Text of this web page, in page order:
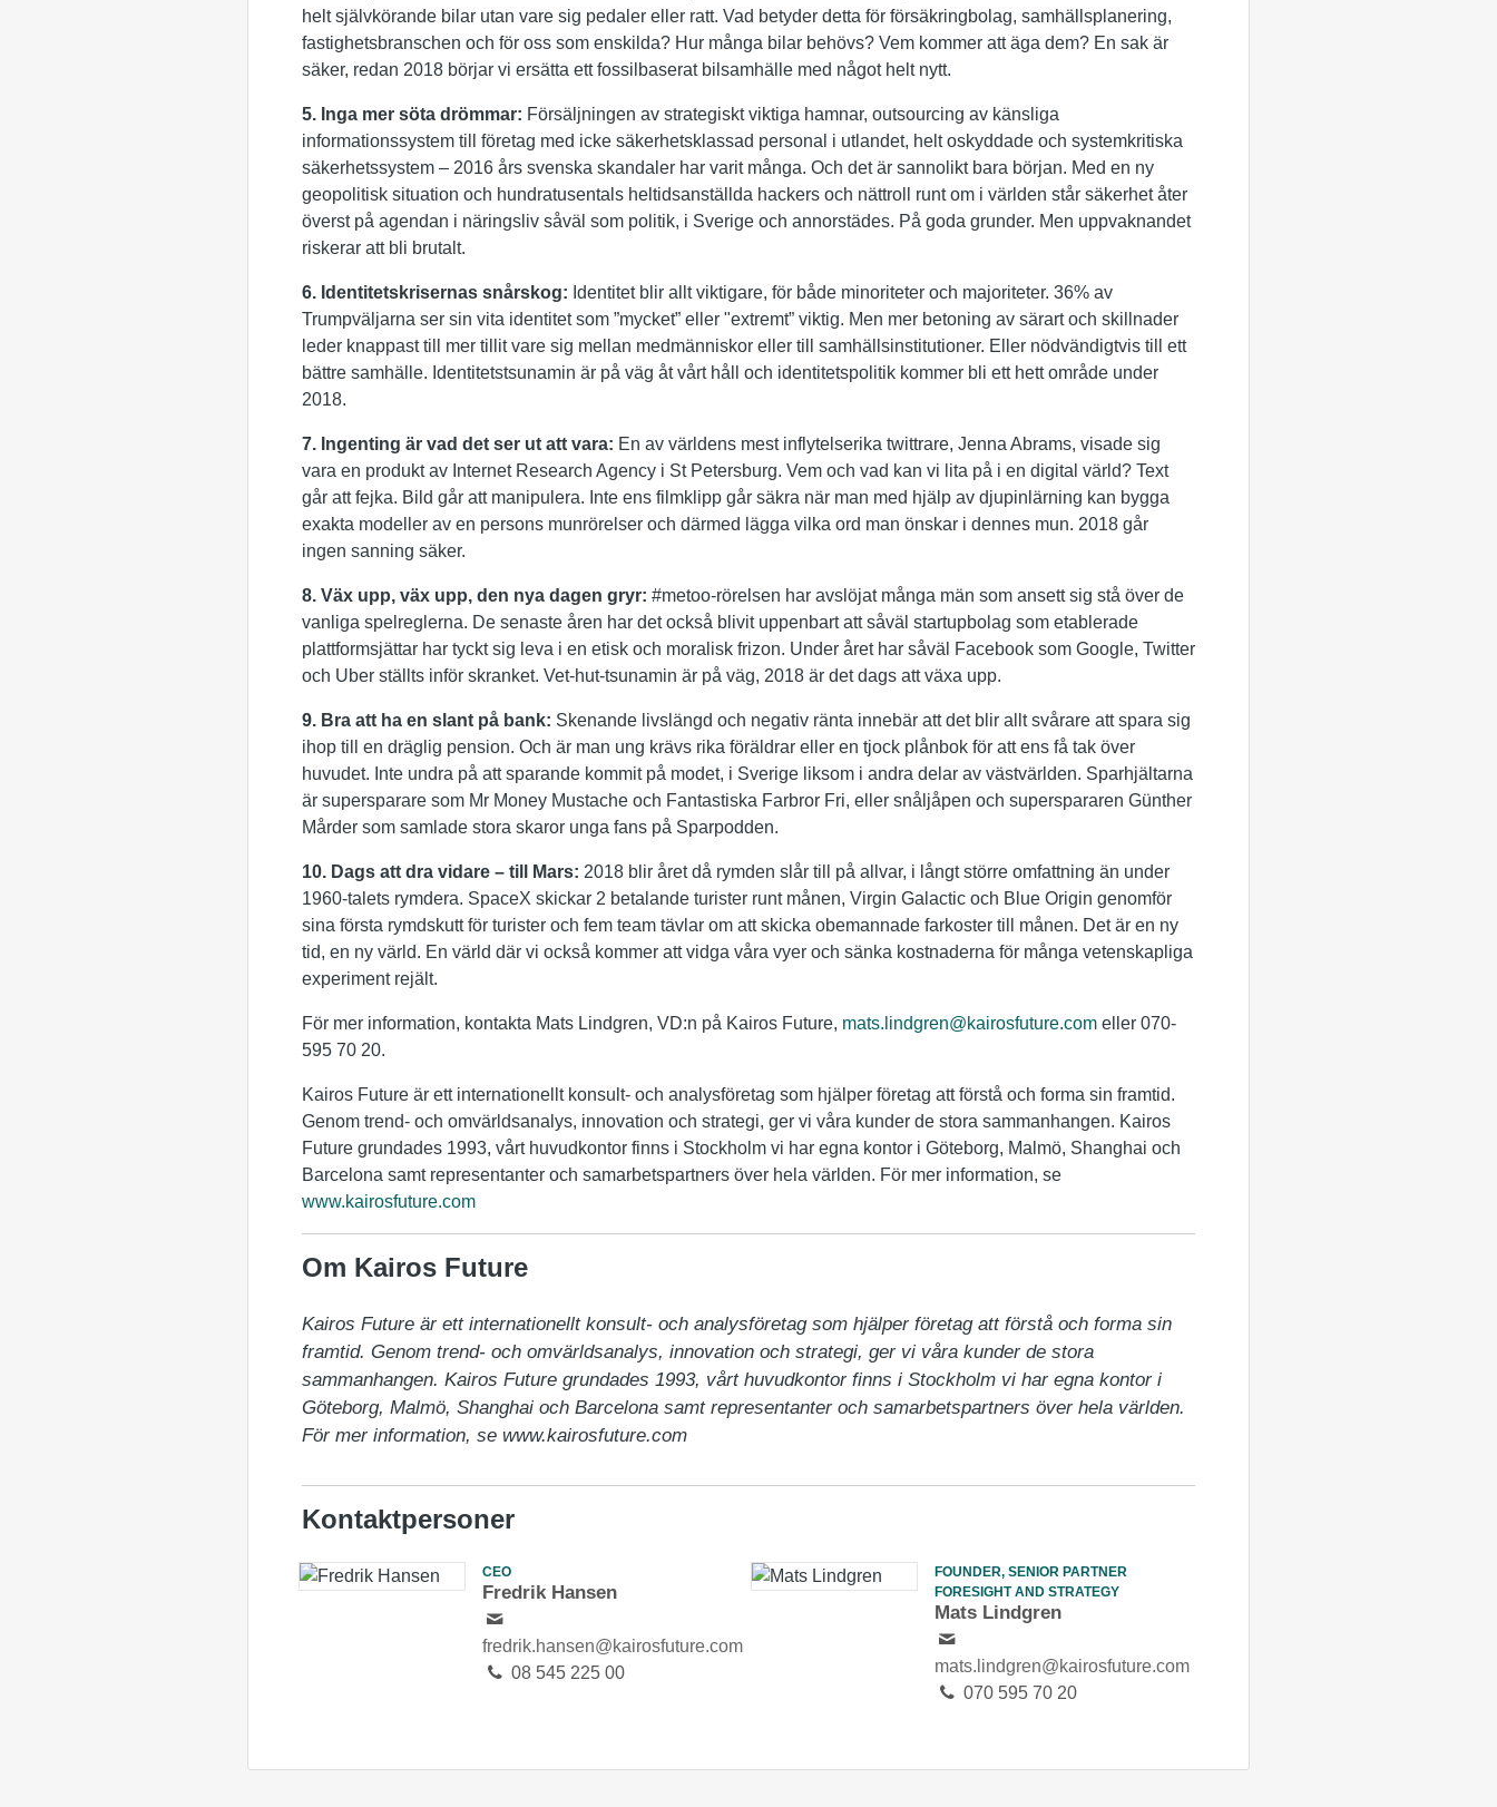
helt självkörande bilar utan vare sig pedaler eller ratt. Vad betyder detta för försäkringbolag, samhällsplanering,
fastighetsbranschen och för oss som enskilda? Hur många bilar behövs? Vem kommer att äga dem? En sak är
säker, redan 2018 börjar vi ersätta ett fossilbaserat bilsamhälle med något helt nytt.
5. Inga mer söta drömmar: Försäljningen av strategiskt viktiga hamnar, outsourcing av känsliga
informationssystem till företag med icke säkerhetsklassad personal i utlandet, helt oskyddade och systemkritiska
säkerhetssystem – 2016 års svenska skandaler har varit många. Och det är sannolikt bara början. Med en ny
geopolitisk situation och hundratusentals heltidsanställda hackers och nättroll runt om i världen står säkerhet åter
överst på agendan i näringsliv såväl som politik, i Sverige och annorstädes. På goda grunder. Men uppvaknandet
riskerar att bli brutalt.
6. Identitetskrisernas snårskog: Identitet blir allt viktigare, för både minoriteter och majoriteter. 36% av
Trumpväljarna ser sin vita identitet som ”mycket” eller "extremt” viktig. Men mer betoning av särart och skillnader
leder knappast till mer tillit vare sig mellan medmänniskor eller till samhällsinstitutioner. Eller nödvändigtvis till ett
bättre samhälle. Identitetstsunamin är på väg åt vårt håll och identitetspolitik kommer bli ett hett område under
2018.
7. Ingenting är vad det ser ut att vara: En av världens mest inflytelserika twittrare, Jenna Abrams, visade sig
vara en produkt av Internet Research Agency i St Petersburg. Vem och vad kan vi lita på i en digital värld? Text
går att fejka. Bild går att manipulera. Inte ens filmklipp går säkra när man med hjälp av djupinlärning kan bygga
exakta modeller av en persons munrörelser och därmed lägga vilka ord man önskar i dennes mun. 2018 går
ingen sanning säker.
8. Väx upp, väx upp, den nya dagen gryr: #metoo-rörelsen har avslöjat många män som ansett sig stå över de
vanliga spelreglerna. De senaste åren har det också blivit uppenbart att såväl startupbolag som etablerade
plattformsjättar har tyckt sig leva i en etisk och moralisk frizon. Under året har såväl Facebook som Google, Twitter
och Uber ställts inför skranket. Vet-hut-tsunamin är på väg, 2018 är det dags att växa upp.
9. Bra att ha en slant på bank: Skenande livslängd och negativ ränta innebär att det blir allt svårare att spara sig
ihop till en dräglig pension. Och är man ung krävs rika föräldrar eller en tjock plånbok för att ens få tak över
huvudet. Inte undra på att sparande kommit på modet, i Sverige liksom i andra delar av västvärlden. Sparhjältarna
är supersparare som Mr Money Mustache och Fantastiska Farbror Fri, eller snåljåpen och superspararen Günther
Mårder som samlade stora skaror unga fans på Sparpodden.
10. Dags att dra vidare – till Mars: 2018 blir året då rymden slår till på allvar, i långt större omfattning än under
1960-talets rymdera. SpaceX skickar 2 betalande turister runt månen, Virgin Galactic och Blue Origin genomför
sina första rymdskutt för turister och fem team tävlar om att skicka obemannade farkoster till månen. Det är en ny
tid, en ny värld. En värld där vi också kommer att vidga våra vyer och sänka kostnaderna för många vetenskapliga
experiment rejält.
För mer information, kontakta Mats Lindgren, VD:n på Kairos Future, mats.lindgren@kairosfuture.com eller 070-
595 70 20.
Kairos Future är ett internationellt konsult- och analysföretag som hjälper företag att förstå och forma sin framtid.
Genom trend- och omvärldsanalys, innovation och strategi, ger vi våra kunder de stora sammanhangen. Kairos
Future grundades 1993, vårt huvudkontor finns i Stockholm vi har egna kontor i Göteborg, Malmö, Shanghai och
Barcelona samt representanter och samarbetspartners över hela världen. För mer information, se
www.kairosfuture.com
Om Kairos Future
Kairos Future är ett internationellt konsult- och analysföretag som hjälper företag att förstå och forma sin
framtid. Genom trend- och omvärldsanalys, innovation och strategi, ger vi våra kunder de stora
sammanhangen. Kairos Future grundades 1993, vårt huvudkontor finns i Stockholm vi har egna kontor i
Göteborg, Malmö, Shanghai och Barcelona samt representanter och samarbetspartners över hela världen.
För mer information, se www.kairosfuture.com
Kontaktpersoner
CEO
Fredrik Hansen
fredrik.hansen@kairosfuture.com
08 545 225 00
FOUNDER, SENIOR PARTNER
FORESIGHT AND STRATEGY
Mats Lindgren
mats.lindgren@kairosfuture.com
070 595 70 20